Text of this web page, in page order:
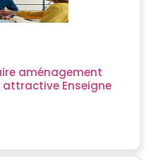
aménagement
Enseigne